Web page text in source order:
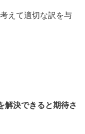
えて適切な訳を与
解決できると期待さ